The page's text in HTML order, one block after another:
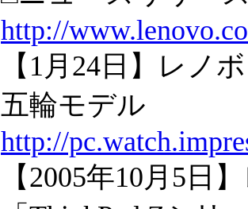
http://
【1月24日】レノ
五輪モデル
http://
【2005年10月5日